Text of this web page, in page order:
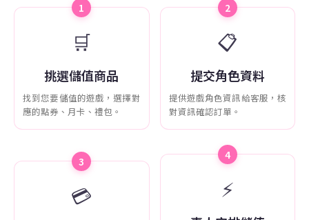
1
🛒
挑選儲值商品
找到您要儲值的遊戲，選擇對
應的點券、月卡、禮包。
2
📋
提交角色資料
提供遊戲角色資訊給客服，核
對資訊確認訂單。
3
💳
4
⚡